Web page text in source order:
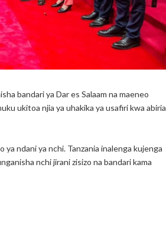
bandari ya Dar es Salaam na maeneo
ukitoa njia ya uhakika ya usafiri kwa abiria
ndani ya nchi. Tanzania inalenga kujenga
nchi jirani zisizo na bandari kama